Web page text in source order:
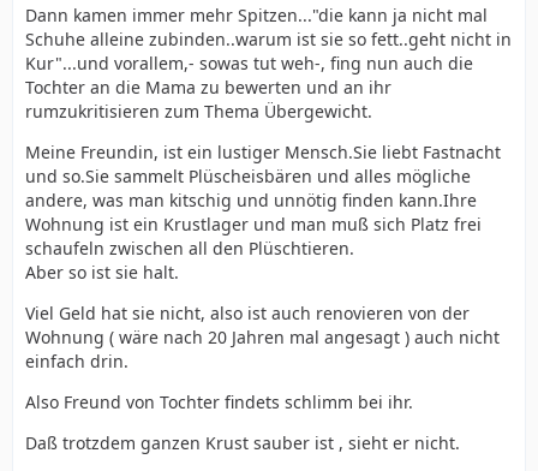
Dann kamen immer mehr Spitzen..."die kann ja nicht mal
Schuhe alleine zubinden..warum ist sie so fett..geht nicht in
Kur"...und vorallem,- sowas tut weh-, fing nun auch die
Tochter an die Mama zu bewerten und an ihr
rumzukritisieren zum Thema Übergewicht.
Meine Freundin, ist ein lustiger Mensch.Sie liebt Fastnacht
und so.Sie sammelt Plüscheisbären und alles mögliche
andere, was man kitschig und unnötig finden kann.Ihre
Wohnung ist ein Krustlager und man muß sich Platz frei
schaufeln zwischen all den Plüschtieren.
Aber so ist sie halt.
Viel Geld hat sie nicht, also ist auch renovieren von der
Wohnung ( wäre nach 20 Jahren mal angesagt ) auch nicht
einfach drin.
Also Freund von Tochter findets schlimm bei ihr.
Daß trotzdem ganzen Krust sauber ist , sieht er nicht.